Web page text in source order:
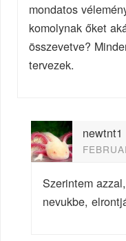
mondatos
komolynak őket
összevetve?
tervezek.
newtnt1
Szerintem
nevukbe,